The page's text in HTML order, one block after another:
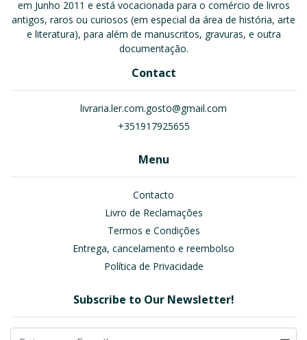
em Junho 2011 e está vocacionada para o comércio de livros
antigos, raros ou curiosos (em especial da área de história, arte
e literatura), para além de manuscritos, gravuras, e outra
documentação.
Contact
livraria.ler.com.gosto@gmail.com
+351917925655
Menu
Contacto
Livro de Reclamações
Termos e Condições
Entrega, cancelamento e reembolso
Política de Privacidade
Subscribe to Our Newsletter!